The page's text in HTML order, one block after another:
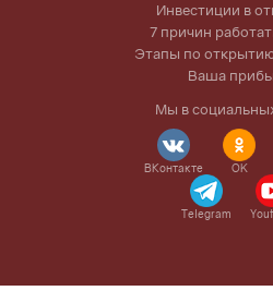
Инвестиции в
7 причин
Этапы по
Ваша
Мы в
ВКонтакте OK
Telegram